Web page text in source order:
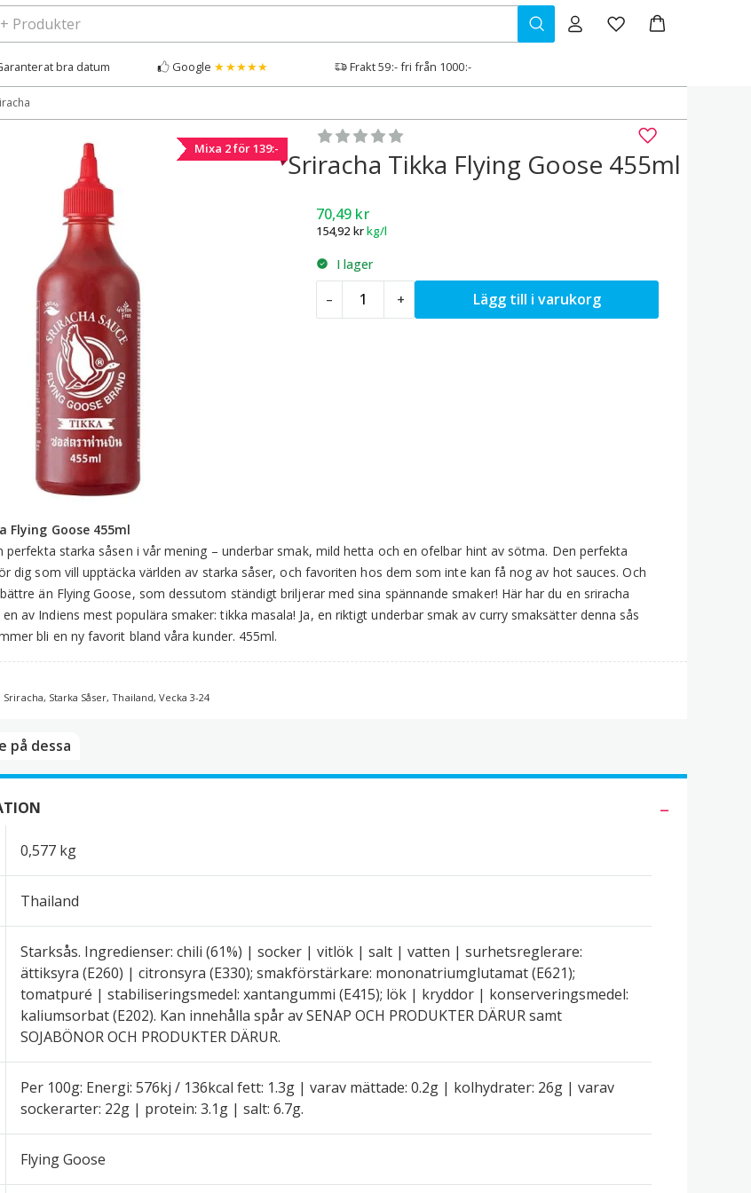
bra datum Google ★★★★★ Frakt 59:- fri från 1000:-
Mixa 2 för 139:-
Betygsatt0
Sriracha Tikka Flying Goose 455ml
70,49 kr
154,92 krkg/l
I lager
–
Sriracha
Tikka
+ Lägg till i varukorg
Flying Goose 455ml
perfekta starka såsen i vår mening – underbar smak, mild hetta och en ofelbar hint av sötma. Den perfekta
dig som vill upptäcka världen av starka såser, och favoriten hos dem som inte kan få nog av hot sauces. Och
än Flying Goose, som dessutom ständigt briljerar med sina spännande smaker! Här har du en sriracha
av Indiens mest populära smaker: tikka masala! Ja, en riktigt underbar smak av curry smaksätter denna sås
bli en ny favorit bland våra kunder. 455ml.
Sriracha, Starka Såser,Thailand, Vecka 3-24
på dessa​
0,577 kg
Thailand
Starksås. Ingredienser: chili (61%) | socker | vitlök | salt | vatten | surhetsreglerare:
ättiksyra (E260) | citronsyra (E330); smakförstärkare: mononatriumglutamat (E621);
tomatpuré | stabiliseringsmedel: xantangummi (E415); lök | kryddor | konserveringsmedel:
kaliumsorbat (E202). Kan innehålla spår av SENAP OCH PRODUKTER DÄRUR samt
SOJABÖNOR OCH PRODUKTER DÄRUR.
Per 100g: Energi: 576kj / 136kcal fett: 1.3g | varav mättade: 0.2g | kolhydrater: 26g | varav
sockerarter: 22g | protein: 3.1g | salt: 6.7g.
Flying Goose